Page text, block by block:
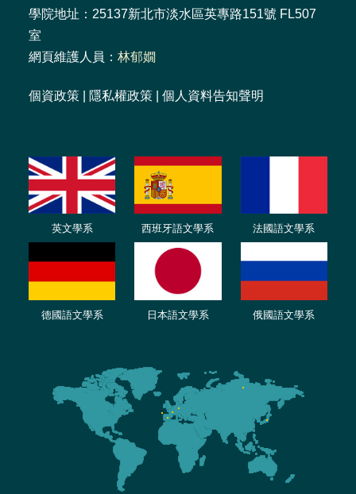
學院地址：25137新北市淡水區英專路151號 FL507
室
網頁維護人員： 林郁嫺
個資政策 隱私權政策 個人資料告知聲明
英文學系 西班牙語文學系 法國語文學系
德國語文學系 日本語文學系 俄國語文學系